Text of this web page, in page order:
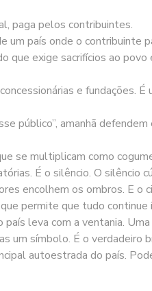
paga pelos contribuintes.
país onde o contribuinte
que exige sacrifícios ao
e fundações. É
público”, amanhã defendem
se multiplicam como
É o silêncio. O silêncio
encolhem os ombros. E o
permite que tudo
leva com a ventania.
um símbolo. É o verdadeiro
autoestrada do país.